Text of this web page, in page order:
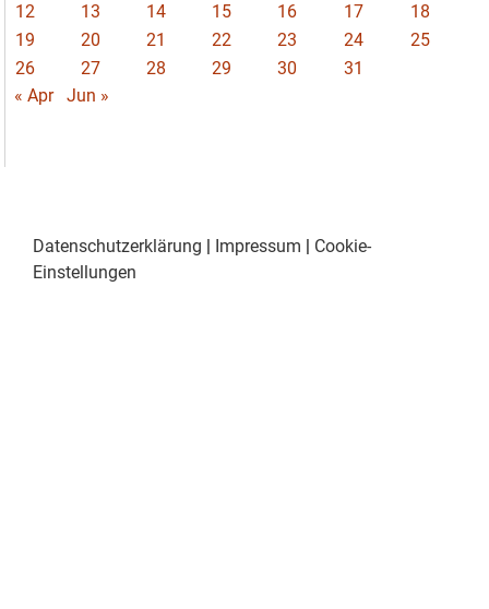
12
13 14 15 16 17
18
19
20 21 22 23 24
25
26
27 28 29 30
31
« Apr
Jun »
Datenschutzerklärung | Impressum | Cookie-
Einstellungen